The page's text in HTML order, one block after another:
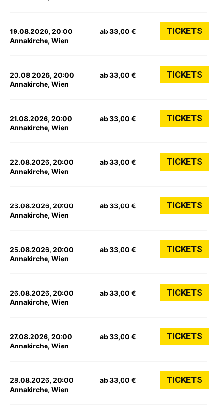
19.08.2026, 20:00
Annakirche, Wien
ab 33,00 € TICKETS
20.08.2026, 20:00
Annakirche, Wien
ab 33,00 € TICKETS
21.08.2026, 20:00
Annakirche, Wien
ab 33,00 € TICKETS
22.08.2026, 20:00
Annakirche, Wien
ab 33,00 € TICKETS
23.08.2026, 20:00
Annakirche, Wien
ab 33,00 € TICKETS
25.08.2026, 20:00
Annakirche, Wien
ab 33,00 € TICKETS
26.08.2026, 20:00
Annakirche, Wien
ab 33,00 € TICKETS
27.08.2026, 20:00
Annakirche, Wien
ab 33,00 € TICKETS
28.08.2026, 20:00
Annakirche, Wien
ab 33,00 € TICKETS